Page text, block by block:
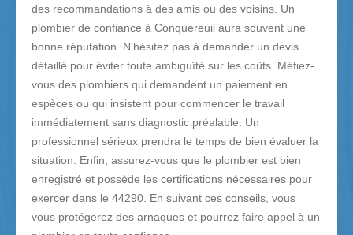
des recommandations à des amis ou des voisins. Un
plombier de confiance à Conquereuil aura souvent une
bonne réputation. N'hésitez pas à demander un devis
détaillé pour éviter toute ambiguïté sur les coûts. Méfiez-
vous des plombiers qui demandent un paiement en
espèces ou qui insistent pour commencer le travail
immédiatement sans diagnostic préalable. Un
professionnel sérieux prendra le temps de bien évaluer la
situation. Enfin, assurez-vous que le plombier est bien
enregistré et possède les certifications nécessaires pour
exercer dans le 44290. En suivant ces conseils, vous
vous protégerez des arnaques et pourrez faire appel à un